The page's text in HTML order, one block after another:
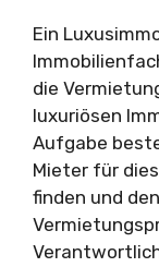
Ein
die
luxuriösen
Aufgabe
Mieter für
finden und